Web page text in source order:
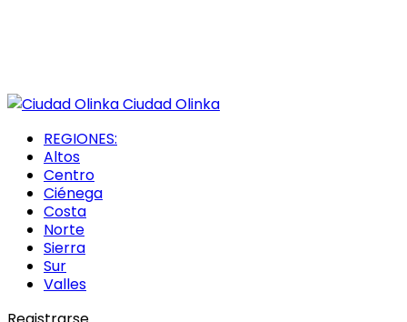
Ciudad Olinka
REGIONES:
Altos
Centro
Ciénega
Costa
Norte
Sierra
Sur
Valles